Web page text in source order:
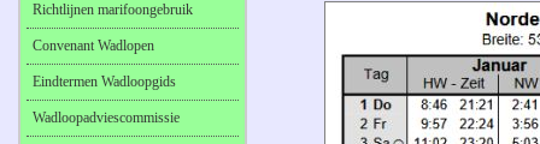
Richtlijnen marifoongebruik
Convenant Wadlopen
Eindtermen Wadloopgids
Wadloopadviescommissie